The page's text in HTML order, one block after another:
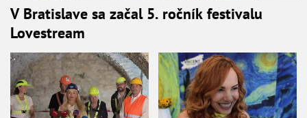
V Bratislave sa začal 5. ročník festivalu
Lovestream